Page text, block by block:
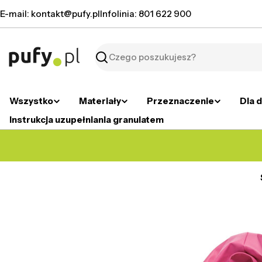
do
E-mail: kontakt@pufy.plInfolinia: 801 622 900
Szukaj
Wszystko Materiały Przeznaczenie Dla
Instrukcja uzupełniania granulatem